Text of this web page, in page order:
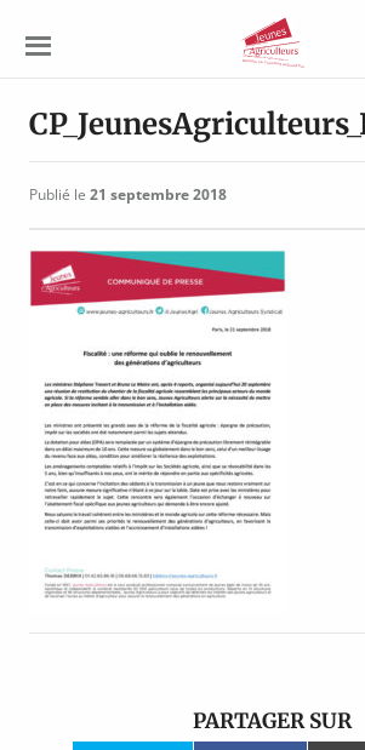
Agriculteurs
Publié le 21 septembre 2018
PARTAGER SUR